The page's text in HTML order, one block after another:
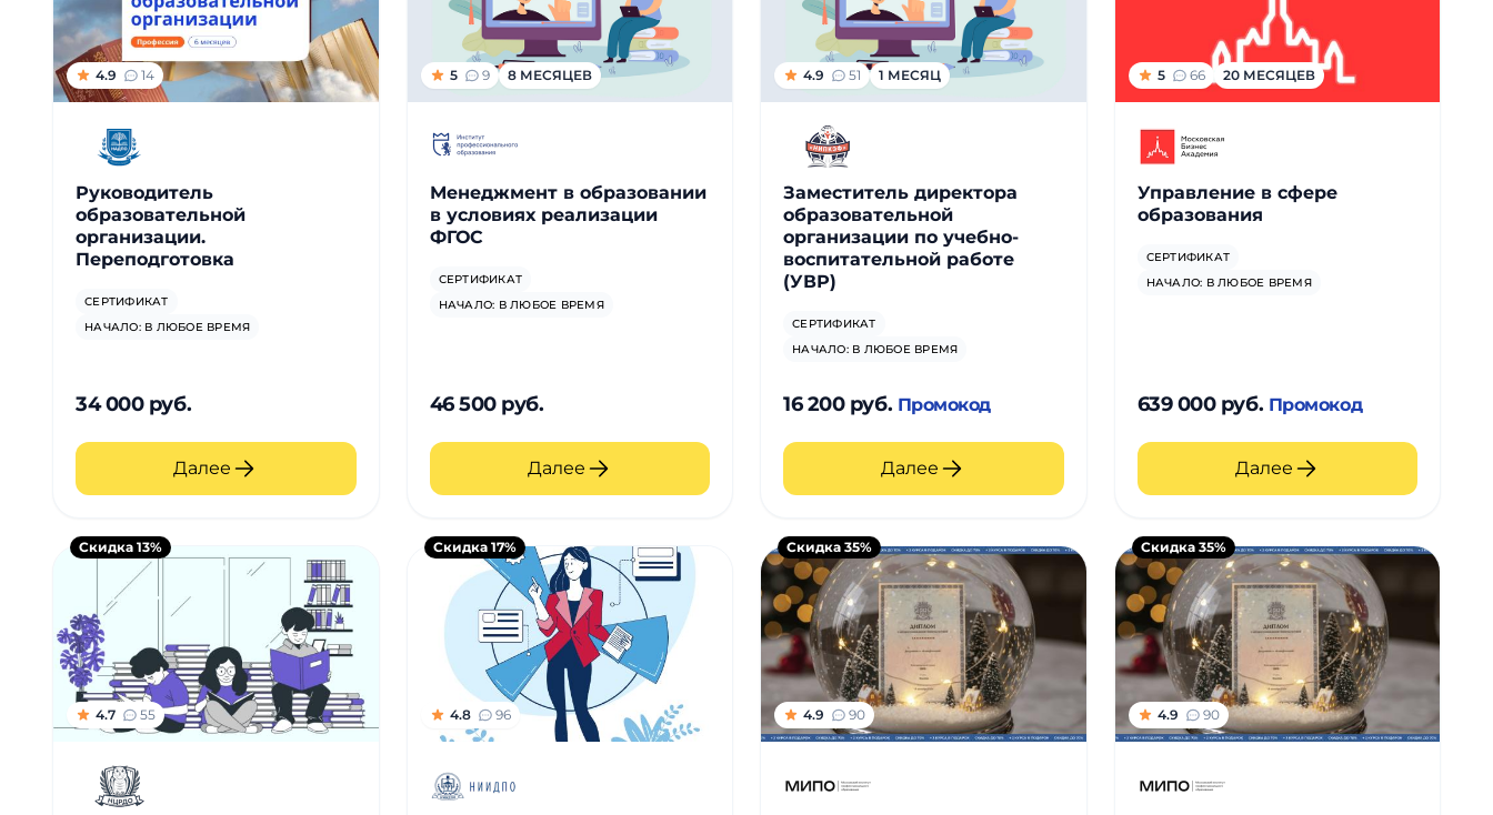
4.9 14
Руководитель
образовательной
организации.
Переподготовка
СЕРТИФИКАТ
НАЧАЛО: В ЛЮБОЕ ВРЕМЯ
34 000 руб.
Далее
5 9 8 МЕСЯЦЕВ
Менеджмент в образовании
в условиях реализации
ФГОС
СЕРТИФИКАТ
НАЧАЛО: В ЛЮБОЕ ВРЕМЯ
46 500 руб.
Далее
4.9 51 1 МЕСЯЦ
Заместитель директора
образовательной
организации по учебно-
воспитательной работе
(УВР)
СЕРТИФИКАТ
НАЧАЛО: В ЛЮБОЕ ВРЕМЯ
16 200 руб. Промокод
Далее
5 66 20 МЕСЯЦЕВ
Управление в сфере
образования
СЕРТИФИКАТ
НАЧАЛО: В ЛЮБОЕ ВРЕМЯ
639 000 руб. Промокод
Далее
4.7 55
Скидка 13%
4.8 96
Скидка 17%
4.9 90
Скидка 35%
4.9 90
Скидка 35%